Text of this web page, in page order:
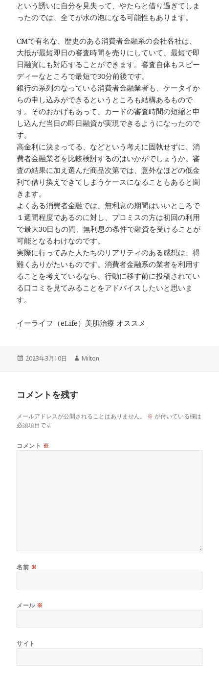
という誘いに自分を見失って、やたらと借り過ぎてしま
ったのでは、全てが水の泡になる可能性もあります。
CMで有名な、歴史のある消費者金融系の会社各社は、
大抵が最短即日の審査時間を売りにしていて、最短で即
日融資にも対応することができます。審査自体もスピー
ディーなところで最短で30分前後です。
銀行の系列のなっている消費者金融業者も、ケータイか
らの申し込みができるというところも結構あるもので
す。そのおかげもあって、カードの審査時間の短縮と申
し込んだ当日の即日融資が実現できるようになったので
す。
高金利に決まってる、などという考えに固執せずに、消
費者金融業者を比較検討するのはいかがでしょうか。審
査の結果に加え選んだ商品次第では、意外なほどの低金
利で借り換えできてしまうケースになることもあると聞
きます。
よくある消費者金融では、無利息の期間はいいところで
１週間程度であるのに対し、プロミスの方は初回の利用
で最大30日もの間、無利息の条件で融資を受けることが
可能となるわけなのです。
実際に行ってみた人たちのリアリティのある感想は、得
難くありがたいものです。消費者金融系の業者を利用す
ることを考えているなら、行動に移す前に投稿されてい
る口コミを見てみることをアドバイスしたいと思いま
す。
イーライフ（eLife）美肌治療 オススメ
投
2023年3月10日
作
Milton
コメントを残す
メールアドレスが公開されることはありません。 ※ が付いている欄は
必須項目です
コメント ※
名前 ※
メール ※
サイト